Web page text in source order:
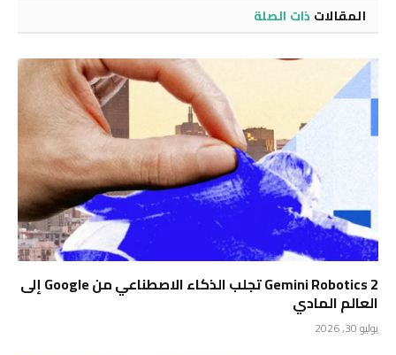
المقالات ذات الصلة
Gemini Robotics 2 تجلب الذكاء الاصطناعي من Google إلى
العالم المادي
يوليو 30, 2026